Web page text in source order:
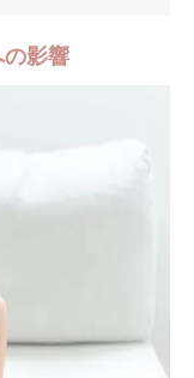
影響